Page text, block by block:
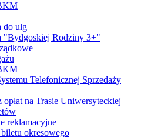
do ulg
"Bydgoskiej Rodziny 3+"
Telefonicznej Sprzedaży
na Trasie Uniwersyteckiej
reklamacyjne
okresowego